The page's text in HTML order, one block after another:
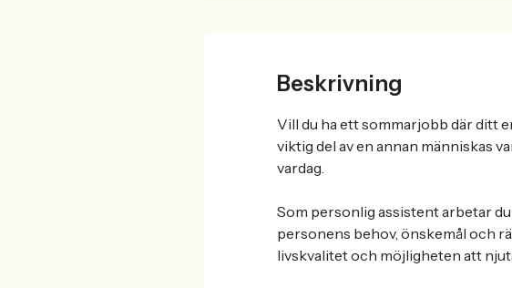
Beskrivning
Vill du ha ett sommarjobb där ditt
viktig del av en annan människas
vardag.
Som personlig assistent arbetar
personens behov, önskemål och
livskvalitet och möjligheten att